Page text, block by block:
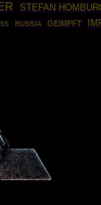
STEFAN
RUSSIA GEIMPFT